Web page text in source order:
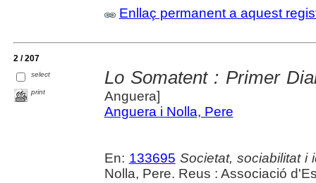
Enllaç permanent a aquest
2 / 207
select
print
Lo Somatent : Primer
Anguera]
Anguera i Nolla, Pere
En: 133695 Societat, sociabilitat i
Nolla, Pere. Reus : Associació